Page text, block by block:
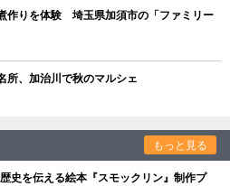
作りを体験 埼玉県加須市の「ファミリー
所、加治川で秋のマルシェ
もっと見る
史を伝える絵本『スモックリン』制作プ